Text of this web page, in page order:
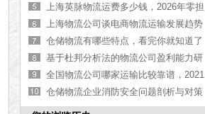
策
上海英脉物流运费多少钱，2026年零担
整车收费标准【实时更新】
上海物流公司谈电商物流运输发展趋势
仓储物流有哪些特点，看完你就知道了
[全网更新]
基于杜邦分析法的物流公司盈利能力研
究
全国物流公司哪家运输比较靠谱，2021
物流公司推荐[全网聚焦]
仓储物流企业消防安全问题剖析与对策
研究